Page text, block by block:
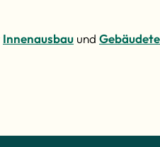
Innenausbau und